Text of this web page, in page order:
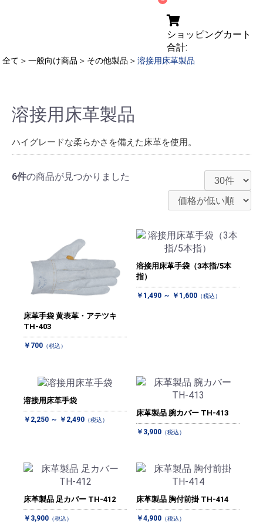
ショッピングカート
合計:
全て ＞ 一般向け商品 ＞ その他製品 ＞ 溶接用床革製品
溶接用床革製品
ハイグレードな柔らかさを備えた床革を使用。
6件の商品が見つかりました
床革手袋 黄表革・アテツキ
TH-403
￥700 （税込）
溶接用床革手袋（3本指/5本
指）
￥1,490 ～ ￥1,600 （税込）
溶接用床革手袋
￥2,250 ～ ￥2,490 （税込）
床革製品 腕カバー TH-413
￥3,900 （税込）
床革製品 足カバー TH-412
￥3,900 （税込）
床革製品 胸付前掛 TH-414
￥4,900 （税込）